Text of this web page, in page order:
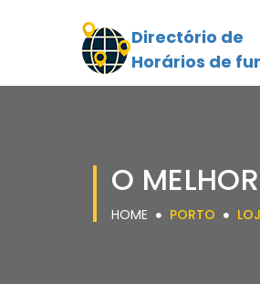
Directório de
Horários de
O
HOME PORTO